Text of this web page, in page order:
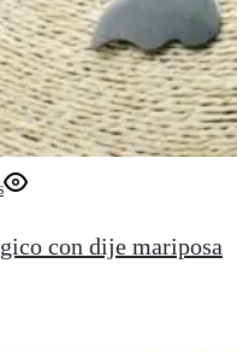
con dije mariposa